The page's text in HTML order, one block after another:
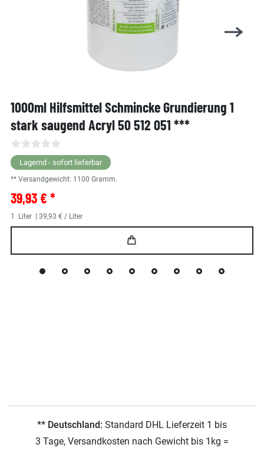
1000ml Hilfsmittel Schmincke Grundierung 1
stark saugend Acryl 50 512 051 ***
Lagernd - sofort lieferbar
** Versandgewicht: 1100 Gramm.
39,93 € *
1 Liter | 39,93 € / Liter
** Deutschland: Standard DHL Lieferzeit 1 bis
3 Tage, Versandkosten nach Gewicht bis 1kg =